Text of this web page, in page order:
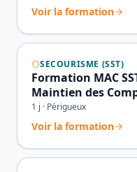
Voir la formation
SECOURISME (SST)
Formation MAC
Maintien des
1 j · Périgueux
Voir la formation